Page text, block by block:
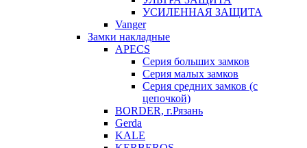
УСИЛЕННАЯ ЗАЩИТА
Vanger
Замки накладные
APECS
Серия больших замков
Серия малых замков
Серия средних замков (с
цепочкой)
BORDER, г.Рязань
Gerda
KALE